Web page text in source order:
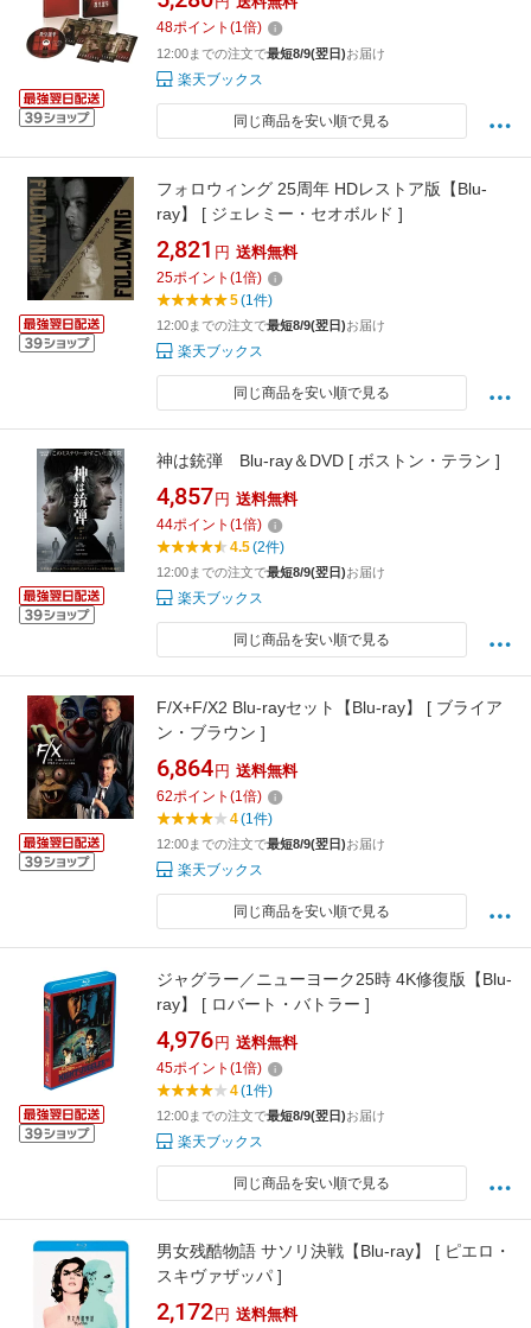
48ポイント (1倍)
12:00までの注文で最短8/9(翌日)お届け
楽天ブックス
同じ商品を安い順で見る
フォロウィング 25周年 HDレストア版【Blu-
ray】 [ ジェレミー・セオボルド ]
2,821 円 送料無料
25ポイント (1倍)
5(1件)
12:00までの注文で最短8/9(翌日)お届け
楽天ブックス
同じ商品を安い順で見る
神は銃弾 Blu-ray＆DVD [ ボストン・テラン ]
4,857 円 送料無料
44ポイント (1倍)
4.5(2件)
12:00までの注文で最短8/9(翌日)お届け
楽天ブックス
同じ商品を安い順で見る
F/X+F/X2 Blu-rayセット【Blu-ray】 [ ブライア
ン・ブラウン ]
6,864 円 送料無料
62ポイント (1倍)
4(1件)
12:00までの注文で最短8/9(翌日)お届け
楽天ブックス
同じ商品を安い順で見る
ジャグラー／ニューヨーク25時 4K修復版【Blu-
ray】 [ ロバート・バトラー ]
4,976 円 送料無料
45ポイント (1倍)
4(1件)
12:00までの注文で最短8/9(翌日)お届け
楽天ブックス
同じ商品を安い順で見る
男女残酷物語 サソリ決戦【Blu-ray】 [ ピエロ・
スキヴァザッパ ]
2,172 円 送料無料